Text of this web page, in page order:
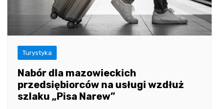
Turystyka
Nabór dla mazowieckich
przedsiębiorców na usługi wzdłuż
szlaku „Pisa Narew”